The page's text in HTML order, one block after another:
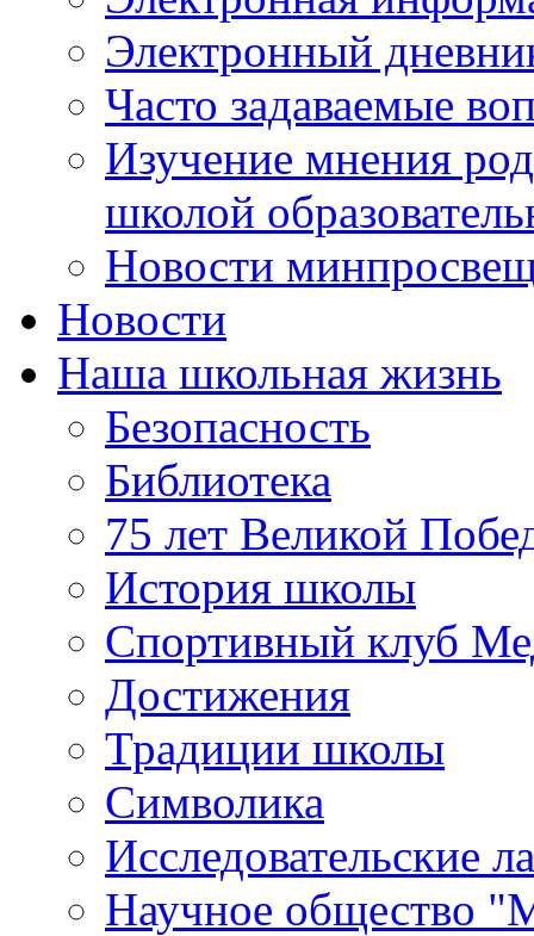
Электронный
Часто задаваемые
Изучение мнения
школой
Новости
Новости
Наша школьная жизнь
Безопасность
Библиотека
75 лет Великой
История школы
Спортивный клуб
Достижения
Традиции школы
Символика
Исследовательские
Научное общество